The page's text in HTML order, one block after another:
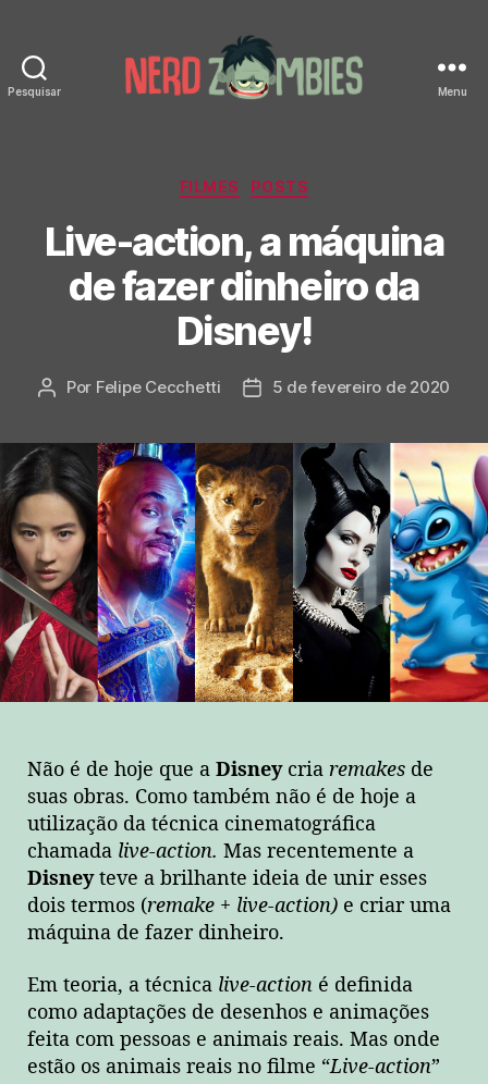
Pesquisar Menu
Categorias
FILMES POSTS
Live-action, a máquina
de fazer dinheiro da
Disney!
Autor
Por Felipe Cecchetti
Data5 de fevereiro de 2020
Não é de hoje que a Disneycria remakes de
suas obras. Como também não é de hoje a
utilização da técnica cinematográfica
chamada live-action. Mas recentemente a
Disneyteve a brilhante ideia de unir esses
dois termos (remake + live-action) e criar uma
máquina de fazer dinheiro.
Em teoria, a técnica live-action é definida
como adaptações de desenhos e animações
feita com pessoas e animais reais. Mas onde
estão os animais reais no filme “Live-action”